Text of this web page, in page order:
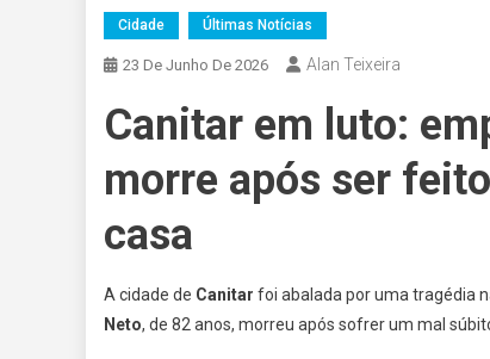
Cidade Últimas Notícias
23 De Junho De 2026 Alan Teixeira
Canitar em luto:
morre após ser
casa
A cidade de Canitar foi abalada por uma tragédia
Neto, de 82 anos, morreu após sofrer um mal